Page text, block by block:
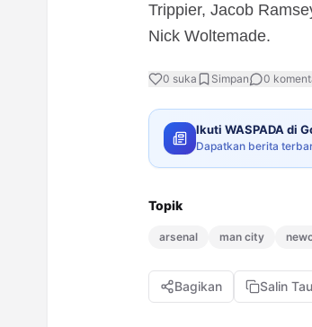
Trippier, Jacob
Nick Woltemade.
0 suka Simpan 0
Ikuti WASPADA di
Dapatkan berita
Topik
arsenal man city
Bagikan Salin